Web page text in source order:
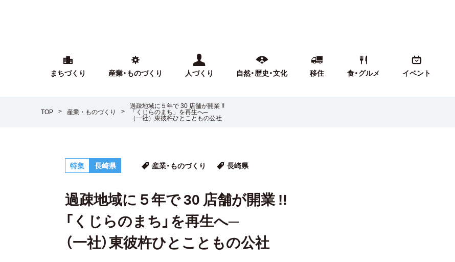
まちづくり 産業・ものづくり 人づくり 自然・歴史・文化 移住 食・グルメ イベント
TOP 産業・ものづくり
過疎地域に５年で 30 店舗が開業 !!
「くじらのまち」を再生へ─
（一社）東彼杵ひとこともの公社
特集 長崎県 産業・ものづくり 長崎県
過疎地域に５年で 30 店舗が開業 !!
「くじらのまち」を再生へ─
（一社）東彼杵ひとこともの公社